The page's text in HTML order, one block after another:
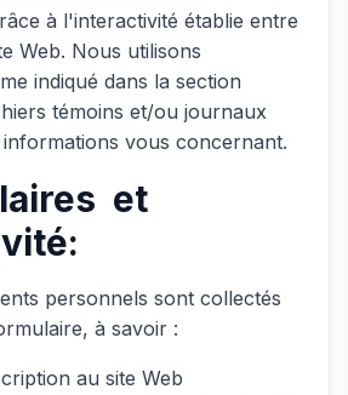
à l'interactivité établie entre
Web. Nous utilisons
indiqué dans la section
témoins et/ou journaux
vous concernant.
et
personnels sont collectés
à savoir :
au site Web